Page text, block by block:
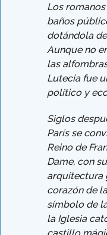
Los
baños
dotándola
Aunque no
las
Lutecia fue
político y
Siglos
París se
Reino de
Dame, con
arquitectura
corazón de
símbolo de
la Iglesia